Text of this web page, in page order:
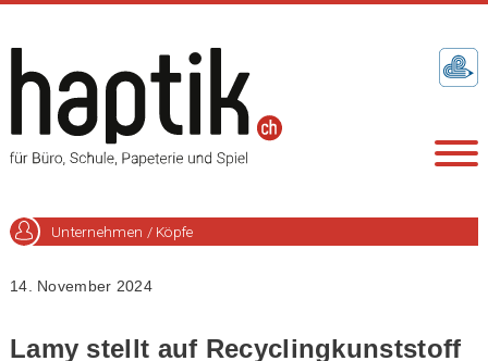
Unternehmen / Köpfe
14. November 2024
Lamy stellt auf Recyclingkunststoff